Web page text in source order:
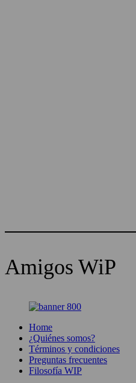
Amigos WiP
Home
¿Quiénes somos?
Términos y condiciones
Preguntas frecuentes
Filosofía WIP